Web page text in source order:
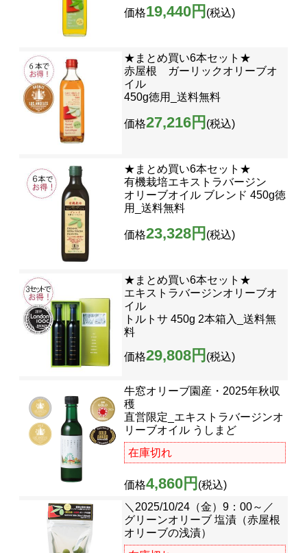
価格19,440円 (税込)
★まとめ買い6本セット★
赤屋根 ガーリックオリーブオ
イル
450g徳用_送料無料
価格27,216円 (税込)
★まとめ買い6本セット★
有機栽培エキストラバージン
オリーブオイル ブレンド 450g徳
用_送料無料
価格23,328円 (税込)
★まとめ買い6本セット★
エキストラバージンオリーブオ
イル
トルトサ 450g 2本箱入_送料無
料
価格29,808円 (税込)
牛窓オリーブ園産・2025年秋収
穫
直営限定_エキストラバージンオ
リーブオイル うしまど
在庫切れ
価格4,860円 (税込)
＼2025/10/24（金）9：00～／
グリーンオリーブ 塩漬（赤屋根
オリーブの浅漬）